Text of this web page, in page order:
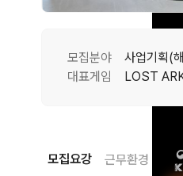
모집분야 사업기획(
대표게임
LOST
모집요강 근무환경 접